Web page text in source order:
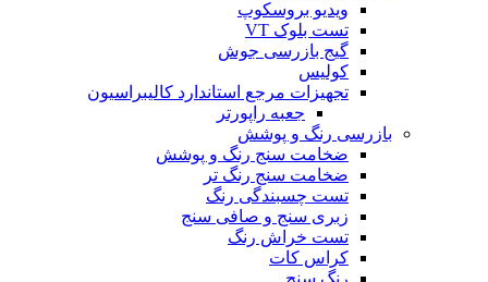
ویدیو بروسکوپ
تست بلوک VT
گیج بازرسی جوش
کولیس
تجهیزات مرجع استاندارد کالیبراسیون
جعبه راپورتر
بازرسی رنگ و پوشش
ضخامت سنج رنگ و پوشش
ضخامت سنج رنگ تر
تست چسبندگی رنگ
زبری سنج و صافی سنج
تست خراش رنگ
کراس کات
رنگ سنج